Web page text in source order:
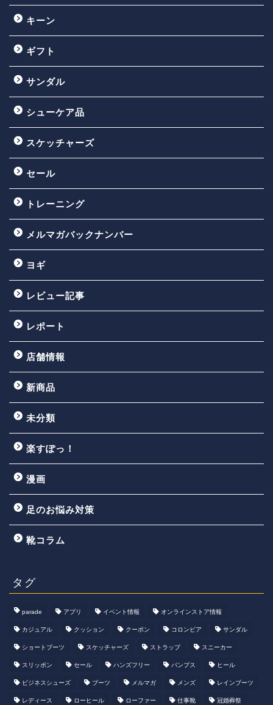
キーン
ギフト
サンダル
シューケア品
スケッチャーズ
セール
トレーニング
メルマガバックナンバー
ヨギ
レビュー記事
レポート
店舗情報
新商品
未分類
楽すぽっ！
漫画
足のお悩み対策
靴コラム
タグ
parade アプリ イベント情報 オンラインストア情報
カジュアル クッション クーポン コロンビア サンダル
ショートブーツ スケッチャーズ ストラップ スニーカー
スリッポン セール ハンズフリー パンプス ヒール
ビジネスシューズ ブーツ メルマガ メンズ レインブーツ
レディース ローヒール ローファー 仕事靴 冠婚葬祭